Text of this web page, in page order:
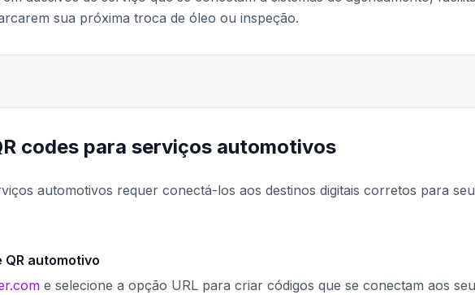
sua próxima troca de óleo ou inspeção.
codes para serviços automotivos
automotivos requer conectá-los aos destinos digitais corretos para seu
automotivo
e selecione a opção URL para criar códigos que se conectam aos